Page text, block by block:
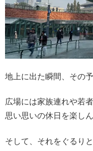
地上に出た瞬間、その
広場には家族連れや若
思い思いの休日を楽しん
そして、それをぐるり